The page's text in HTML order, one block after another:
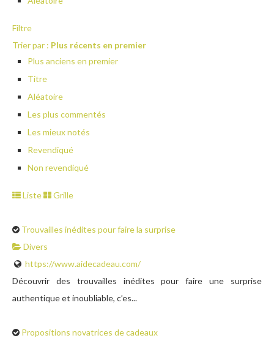
Filtre
Trier par : Plus récents en premier
Plus anciens en premier
Titre
Aléatoire
Les plus commentés
Les mieux notés
Revendiqué
Non revendiqué
Liste Grille
Trouvailles inédites pour faire la surprise
Divers
https://www.aidecadeau.com/
Découvrir des trouvailles inédites pour faire une surprise
authentique et inoubliable, c’es...
Propositions novatrices de cadeaux